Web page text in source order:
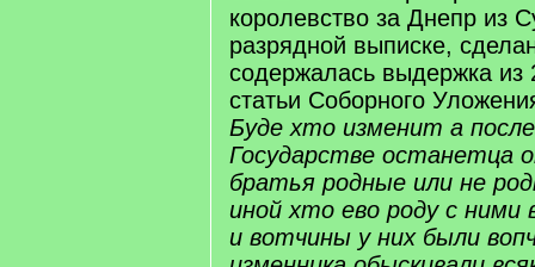
королевство за Днепр из
разрядной выписке,
содержалась выдержка из
статьи Соборного
Буде хто изменит а
Государстве останетца
братья родные или не
иной хто ево роду с
и вотчины у них были